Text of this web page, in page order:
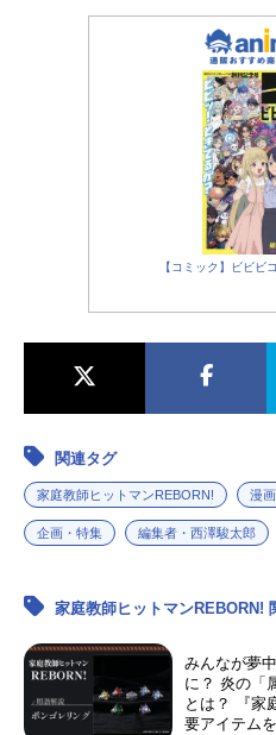
【コミック】ビビビ
関連タグ
家庭教師ヒットマンREBORN! 漫
企画・特集 編集者・西澤駿太郎
家庭教師ヒットマンREBORN!
みんなが夢
に？ 炎の「
とは？ 『家
要アイテム